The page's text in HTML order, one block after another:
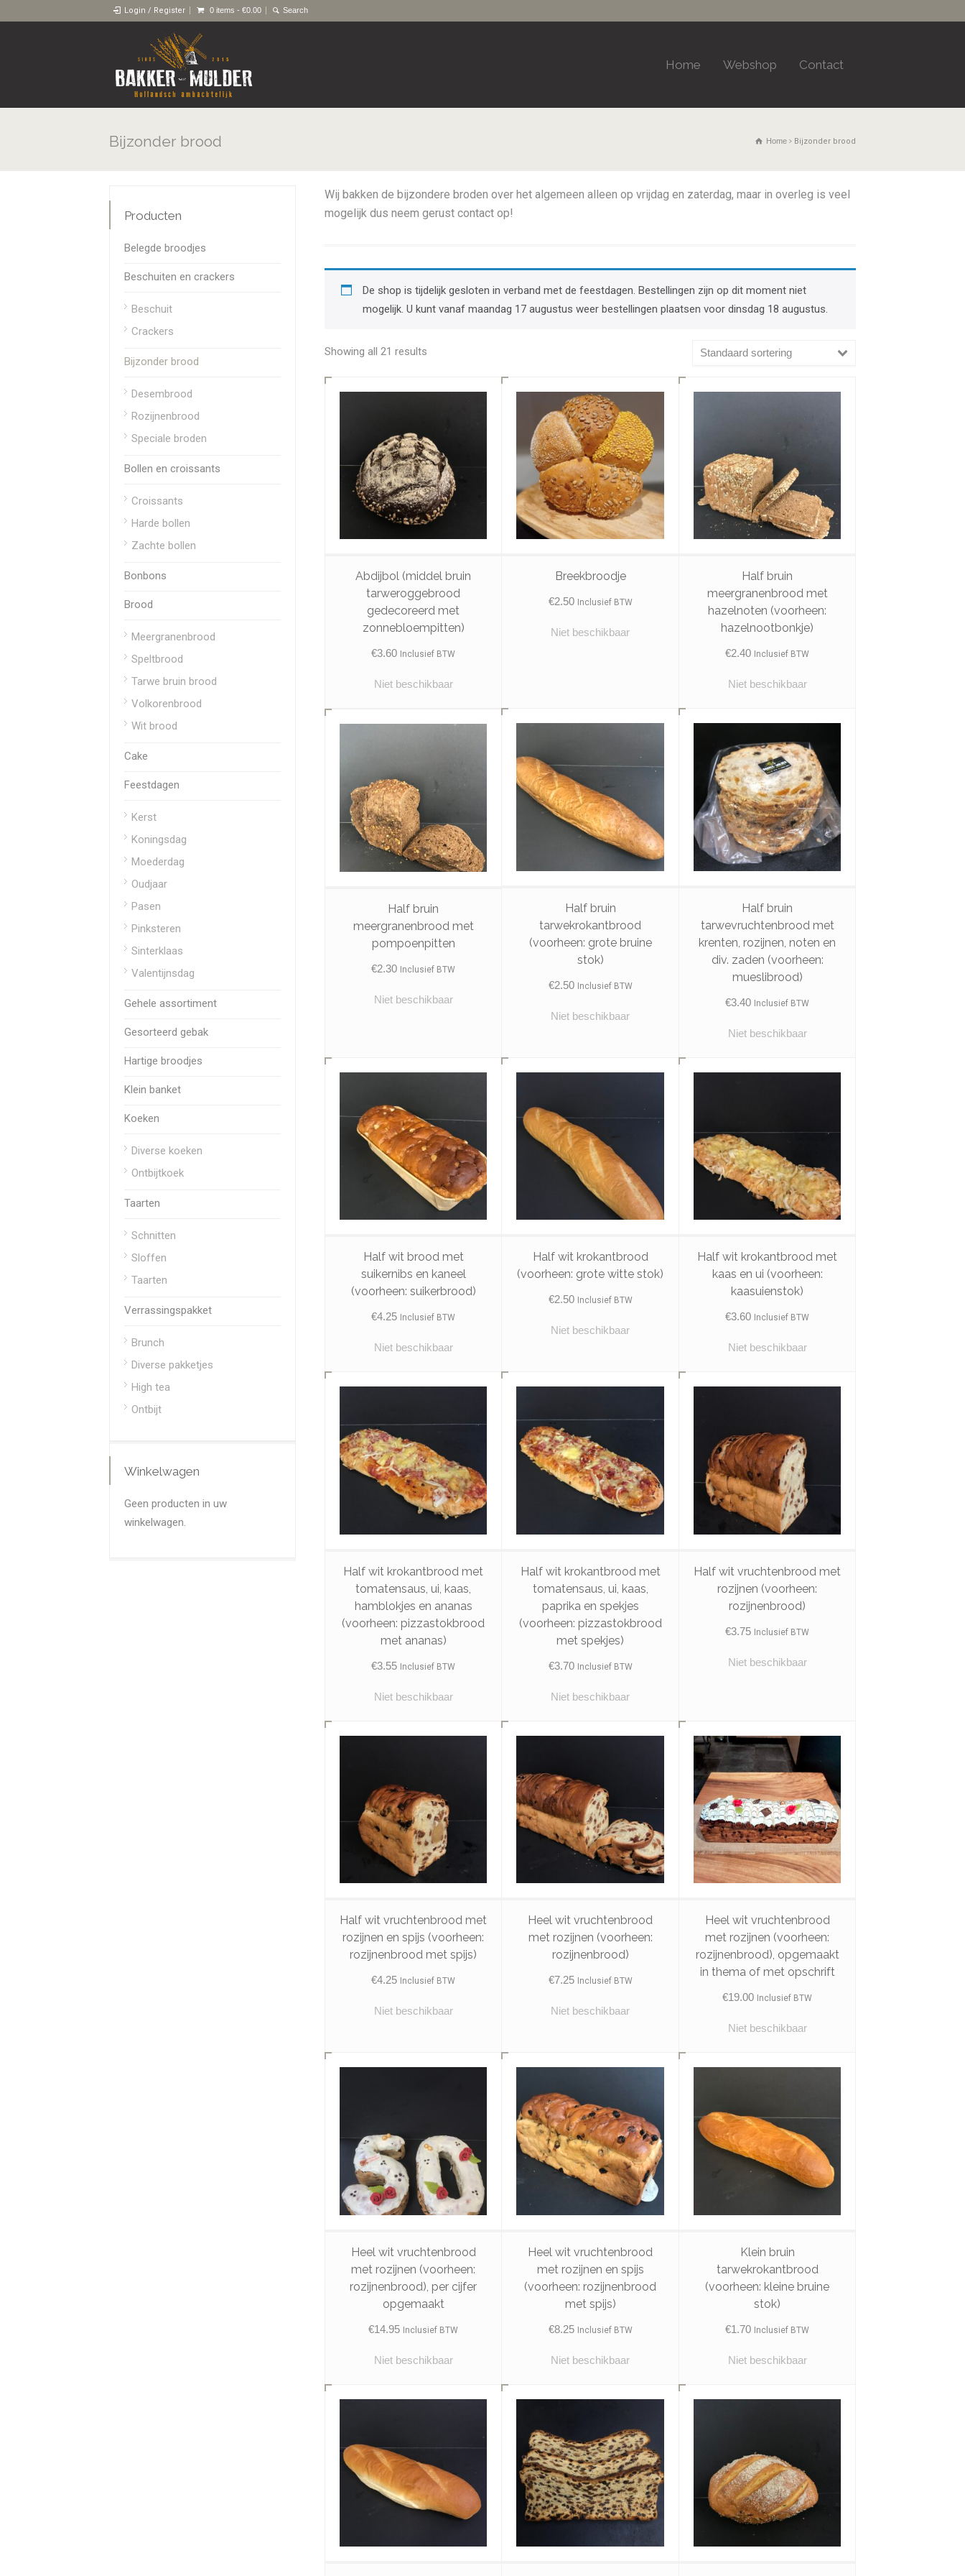
Login / Register 0 items - €0.00
Home Webshop Contact
Bijzonder brood Home Bijzonder brood
Wij bakken de bijzondere broden over het algemeen alleen op vrijdag en zaterdag, maar in overleg is veel
mogelijk dus neem gerust contact op!
De shop is tijdelijk gesloten in verband met de feestdagen. Bestellingen zijn op dit moment niet
mogelijk. U kunt vanaf maandag 17 augustus weer bestellingen plaatsen voor dinsdag 18 augustus.
Showing all 21 results Standaard sortering
Abdijbol (middel bruin
tarweroggebrood
gedecoreerd met
zonnebloempitten)
€3.60 Inclusief BTW
Niet beschikbaar
Breekbroodje
€2.50 Inclusief BTW
Niet beschikbaar
Half bruin
meergranenbrood met
hazelnoten (voorheen:
hazelnootbonkje)
€2.40 Inclusief BTW
Niet beschikbaar
Half bruin
meergranenbrood met
pompoenpitten
€2.30 Inclusief BTW
Niet beschikbaar
Half bruin
tarwekrokantbrood
(voorheen: grote bruine
stok)
€2.50 Inclusief BTW
Niet beschikbaar
Half bruin
tarwevruchtenbrood met
krenten, rozijnen, noten en
div. zaden (voorheen:
mueslibrood)
€3.40 Inclusief BTW
Niet beschikbaar
Half wit brood met
suikernibs en kaneel
(voorheen: suikerbrood)
€4.25 Inclusief BTW
Niet beschikbaar
Half wit krokantbrood
(voorheen: grote witte stok)
€2.50 Inclusief BTW
Niet beschikbaar
Half wit krokantbrood met
kaas en ui (voorheen:
kaasuienstok)
€3.60 Inclusief BTW
Niet beschikbaar
Half wit krokantbrood met
tomatensaus, ui, kaas,
hamblokjes en ananas
(voorheen: pizzastokbrood
met ananas)
€3.55 Inclusief BTW
Niet beschikbaar
Half wit krokantbrood met
tomatensaus, ui, kaas,
paprika en spekjes
(voorheen: pizzastokbrood
met spekjes)
€3.70 Inclusief BTW
Niet beschikbaar
Half wit vruchtenbrood met
rozijnen (voorheen:
rozijnenbrood)
€3.75 Inclusief BTW
Niet beschikbaar
Half wit vruchtenbrood met
rozijnen en spijs (voorheen:
rozijnenbrood met spijs)
€4.25 Inclusief BTW
Niet beschikbaar
Heel wit vruchtenbrood
met rozijnen (voorheen:
rozijnenbrood)
€7.25 Inclusief BTW
Niet beschikbaar
Heel wit vruchtenbrood
met rozijnen (voorheen:
rozijnenbrood), opgemaakt
in thema of met opschrift
€19.00 Inclusief BTW
Niet beschikbaar
Heel wit vruchtenbrood
met rozijnen (voorheen:
rozijnenbrood), per cijfer
opgemaakt
€14.95 Inclusief BTW
Niet beschikbaar
Heel wit vruchtenbrood
met rozijnen en spijs
(voorheen: rozijnenbrood
met spijs)
€8.25 Inclusief BTW
Niet beschikbaar
Klein bruin
tarwekrokantbrood
(voorheen: kleine bruine
stok)
€1.70 Inclusief BTW
Niet beschikbaar
Producten
Belegde broodjes
Beschuiten en crackers
Beschuit
Crackers
Bijzonder brood
Desembrood
Rozijnenbrood
Speciale broden
Bollen en croissants
Croissants
Harde bollen
Zachte bollen
Bonbons
Brood
Meergranenbrood
Speltbrood
Tarwe bruin brood
Volkorenbrood
Wit brood
Cake
Feestdagen
Kerst
Koningsdag
Moederdag
Oudjaar
Pasen
Pinksteren
Sinterklaas
Valentijnsdag
Gehele assortiment
Gesorteerd gebak
Hartige broodjes
Klein banket
Koeken
Diverse koeken
Ontbijtkoek
Taarten
Schnitten
Sloffen
Taarten
Verrassingspakket
Brunch
Diverse pakketjes
High tea
Ontbijt
Winkelwagen
Geen producten in uw
winkelwagen.